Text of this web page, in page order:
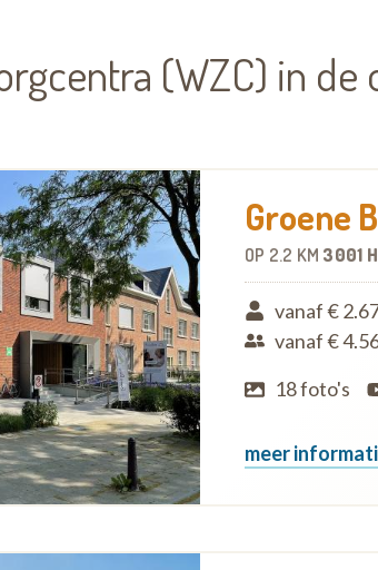
(WZC) in
Groene
OP 2.2 KM 3001
vanaf €
vanaf €
18 foto's
meer